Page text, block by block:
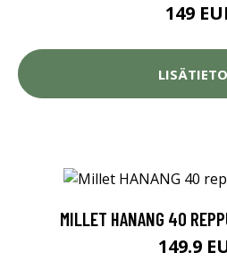
149
MILLET HANANG 40
149.9